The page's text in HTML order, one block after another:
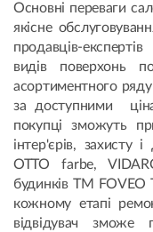
Основні переваги
якісне
продавців-
видів поверхонь
асортиментного
за доступними
покупці зможуть
інтер'єрів, захисту
OTTO farbe,
будинків ТМ FOVEO
кожному етапі
відвідувач зможе